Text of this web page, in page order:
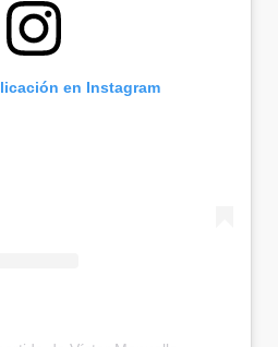
en Instagram